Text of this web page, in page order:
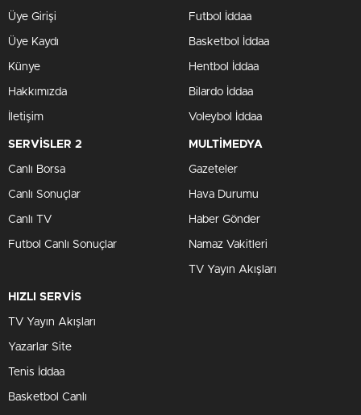
Üye Girişi
Üye Kaydı
Künye
Hakkımızda
İletişim
Futbol İddaa
Basketbol İddaa
Hentbol İddaa
Bilardo İddaa
Voleybol İddaa
SERVİSLER 2
Canlı Borsa
Canlı Sonuçlar
Canlı TV
Futbol Canlı Sonuçlar
MULTİMEDYA
Gazeteler
Hava Durumu
Haber Gönder
Namaz Vakitleri
TV Yayın Akışları
HIZLI SERVİS
TV Yayın Akışları
Yazarlar Site
Tenis İddaa
Basketbol Canlı